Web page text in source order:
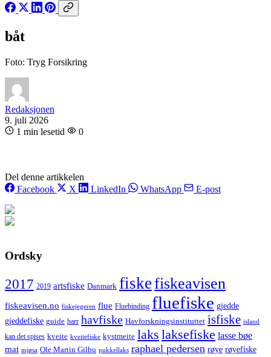
båt
Foto: Tryg Forsikring
Redaksjonen
9. juli 2026
1 min lesetid
0
Del denne artikkelen
Facebook
X LinkedIn WhatsApp E-post
Ordsky
2017 2019 artsfiske Danmark fiskefiskeavisen
fiskeavisen.no fiskejegeren flue Fluebinding fluefiske gjedde
gjeddefiske guide harr havfiske Havforskningsinstituttet isfiske island
kan det spises kveite kveitefiske kystmeite laks laksefiske lasse bøe
mat mjøsa Ole Martin Gilbu pukkellaks raphael pedersen røye røyefiske